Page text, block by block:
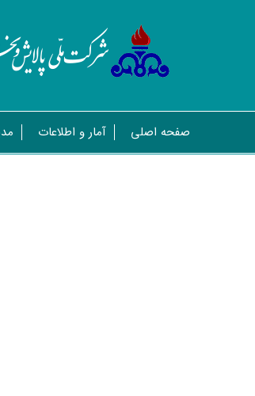
صفحه اصلی آمار و اطلاعات